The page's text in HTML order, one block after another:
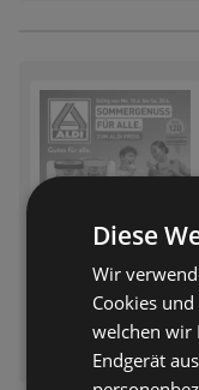
Diese
Wir
Cookies
welchen wir
Endgerät